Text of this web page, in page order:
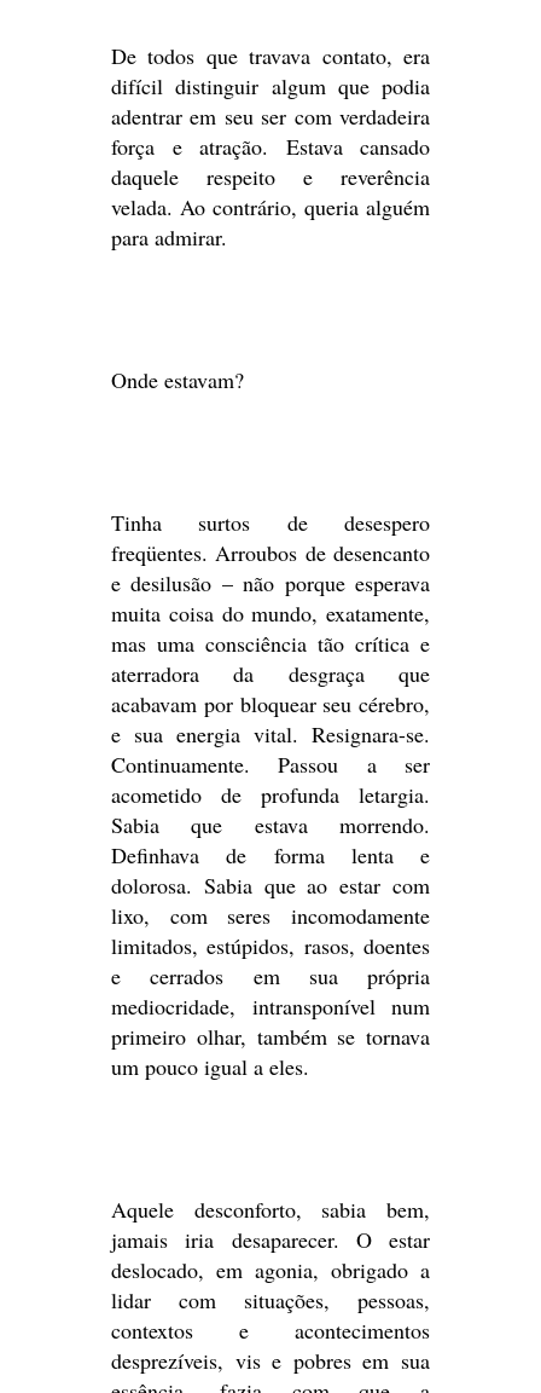
De todos que travava contato, era
difícil distinguir algum que podia
adentrar em seu ser com verdadeira
força e atração. Estava cansado
daquele respeito e reverência
velada. Ao contrário, queria alguém
para admirar.
Onde estavam?
Tinha surtos de desespero
freqüentes. Arroubos de desencanto
e desilusão – não porque esperava
muita coisa do mundo, exatamente,
mas uma consciência tão crítica e
aterradora da desgraça que
acabavam por bloquear seu cérebro,
e sua energia vital. Resignara-se.
Continuamente. Passou a ser
acometido de profunda letargia.
Sabia que estava morrendo.
Definhava de forma lenta e
dolorosa. Sabia que ao estar com
lixo, com seres incomodamente
limitados, estúpidos, rasos, doentes
e cerrados em sua própria
mediocridade, intransponível num
primeiro olhar, também se tornava
um pouco igual a eles.
Aquele desconforto, sabia bem,
jamais iria desaparecer. O estar
deslocado, em agonia, obrigado a
lidar com situações, pessoas,
contextos e acontecimentos
desprezíveis, vis e pobres em sua